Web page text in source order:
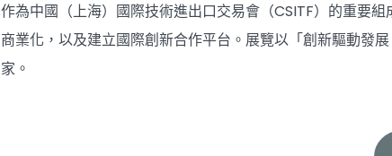
作為中國（上海）國際技術進出口交易會（CSITF）的重要
商業化，以及建立國際創新合作平台。展覽以「創新驅動發
家。